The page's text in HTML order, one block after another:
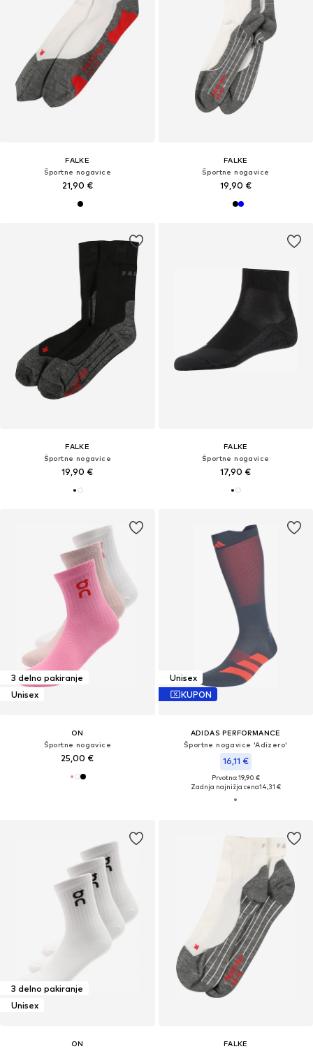
FALKE
Športne nogavice
21,90 €
FALKE
Športne nogavice
19,90 €
FALKE
Športne nogavice
19,90 €
FALKE
Športne nogavice
17,90 €
3 delno pakiranje
Unisex
ON
Športne nogavice
25,00 €
Unisex
KUPON
ADIDAS PERFORMANCE
Športne nogavice 'Adizero'
16,11 €
Prvotno: 19,90 €
Zadnja najnižja cena14,31 €
3 delno pakiranje
Unisex
ON
FALKE